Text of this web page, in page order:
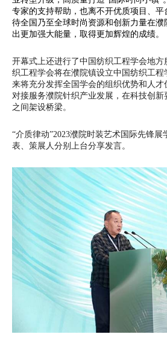
专家的支持帮助，也离不开优质项目、
待全国乃至全球时尚资源和创新力量在
出更加强大能量，取得更加辉煌的成绩。
开幕式上还进行了中国纺织工程学会地
织工程学会将在濮院镇设立中国纺织工
来将充分发挥全国学会的组织优势和人
对接服务濮院针织产业发展，在科技创
之间架设桥梁。
“介质律动”2023濮院时装艺术国际先锋
表、策展人分别上台分享发言。